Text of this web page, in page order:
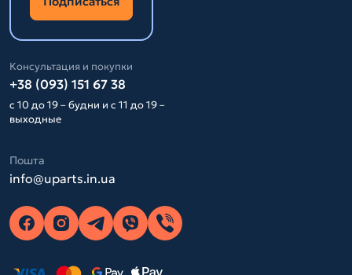
Консультация и покупки
+38 (093) 151 67 38
с 10 до 19 – будни и с 11 до 19 –
выходные
Пошта
info@uparts.in.ua